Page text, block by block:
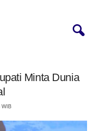
Minta Dunia